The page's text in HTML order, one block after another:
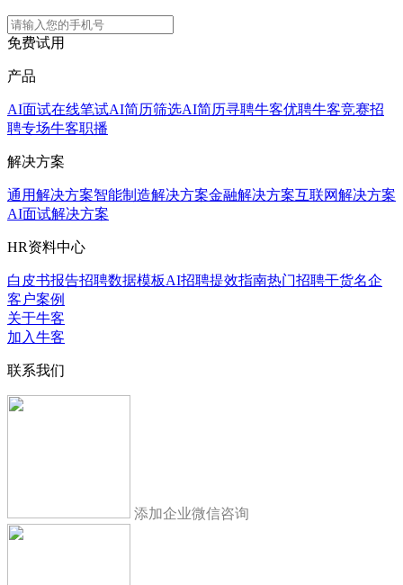
免费试用
产品
AI面试在线笔试AI简历筛选AI简历寻聘牛客优聘牛客竞赛招
聘专场牛客职播
解决方案
通用解决方案智能制造解决方案金融解决方案互联网解决方案
AI面试解决方案
HR资料中心
白皮书报告招聘数据模板AI招聘提效指南热门招聘干货名企
客户案例
关于牛客
加入牛客
联系我们
添加企业微信咨询